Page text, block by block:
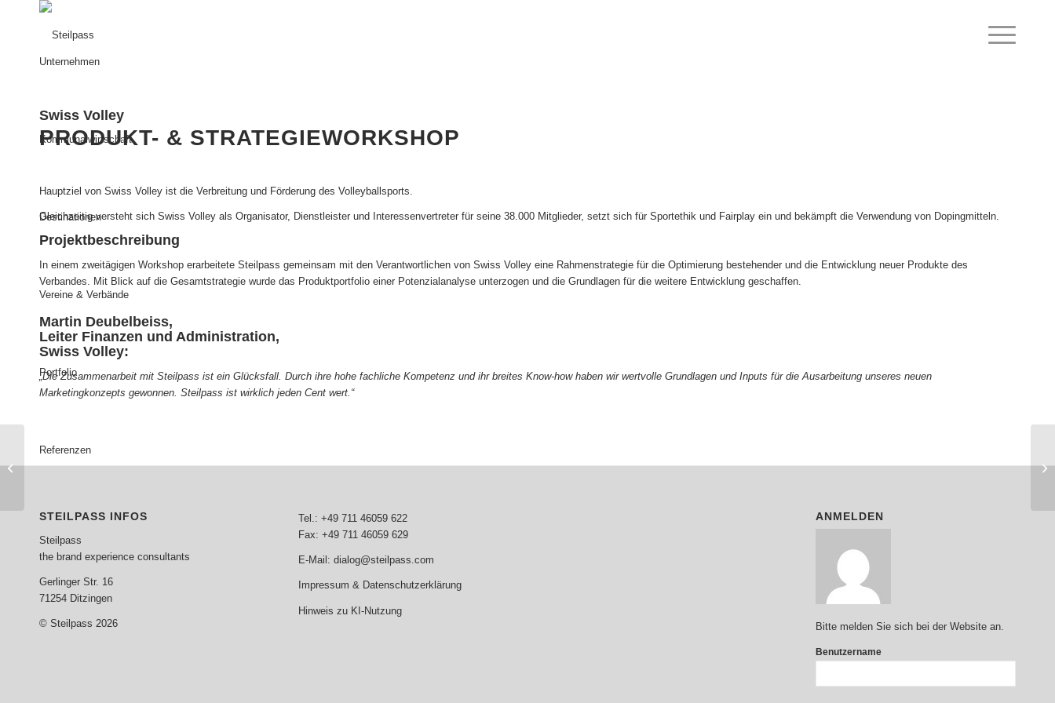
Unternehmen
Kommunalwirtschaft
Destinationen
Vereine & Verbände
Portfolio
Referenzen
Swiss Volley
PRODUKT- & STRATEGIEWORKSHOP
Hauptziel von Swiss Volley ist die Verbreitung und Förderung des Volleyballsports.
Gleichzeitig versteht sich Swiss Volley als Organisator, Dienstleister und Interessenvertreter für seine 38.000 Mitglieder, setzt sich für Sportethik und Fairplay ein und bekämpft die Verwendung von Dopingmitteln.
Projektbeschreibung
In einem zweitägigen Workshop erarbeitete Steilpass gemeinsam mit den Verantwortlichen von Swiss Volley eine Rahmenstrategie für die Optimierung bestehender und die Entwicklung neuer Produkte des
Verbandes. Mit Blick auf die Gesamtstrategie wurde das Produktportfolio einer Potenzialanalyse unterzogen und die Grundlagen für die weitere Entwicklung geschaffen.
Martin Deubelbeiss,
Leiter Finanzen und Administration,
Swiss Volley:
„Die Zusammenarbeit mit Steilpass ist ein Glücksfall. Durch ihre hohe fachliche Kompetenz und ihr breites Know-how haben wir wertvolle Grundlagen und Inputs für die Ausarbeitung unseres neuen
Marketingkonzepts gewonnen. Steilpass ist wirklich jeden Cent wert.“
STEILPASS INFOS
Steilpass
the brand experience consultants
Gerlinger Str. 16
71254 Ditzingen
© Steilpass 2026
Tel.: +49 711 46059 622
Fax: +49 711 46059 629
E-Mail: dialog@steilpass.com
Impressum & Datenschutzerklärung
Hinweis zu KI-Nutzung
ANMELDEN
Bitte melden Sie sich bei der Website an.
Benutzername
Potenzialanalyse &
Optimierung